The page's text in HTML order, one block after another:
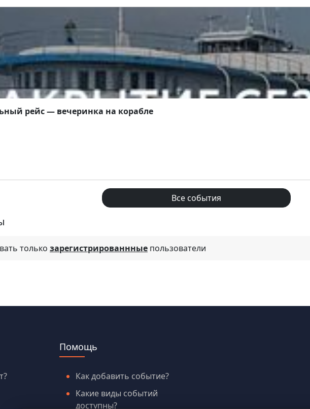
ночь, которую ты точно запомнишь 😎
рейс — вечеринка на корабле
Все события
только зарегистрированнные пользователи
Помощь
Как добавить событие?
Какие виды событий
доступны?